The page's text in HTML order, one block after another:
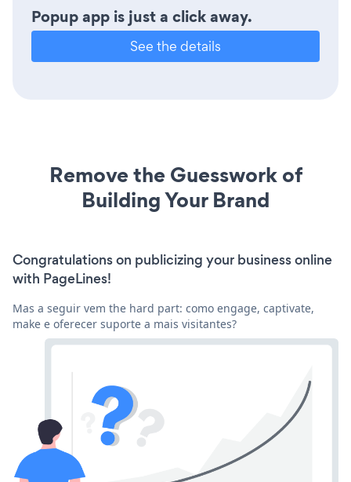
Popup app is just a click away.
See the details
Remove the Guesswork of
Building Your Brand
Congratulations on publicizing your business online
with PageLines!
Mas a seguir vem the hard part: como engage, captivate,
make e oferecer suporte a mais visitantes?